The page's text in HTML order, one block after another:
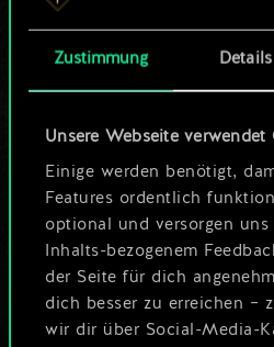
Zustimmung Details
Unsere Webseite verwendet
Einige werden benötigt,
Features ordentlich
optional und versorgen
Inhalts-bezogenem
der Seite für dich
dich besser zu erreichen –
wir dir über Social-Media-
Wo es
mehr
Deck benennen und
erstellen
Deck